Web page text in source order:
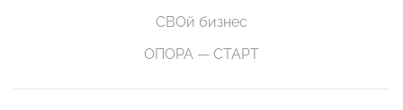
СВОй бизнес
ОПОРА — СТАРТ